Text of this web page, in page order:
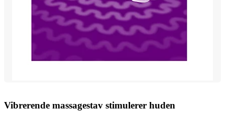
Vibrerende massagestav stimulerer huden